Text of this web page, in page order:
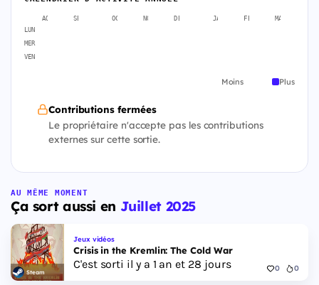
AOÛT SEPT. OCT. NOV. DÉC. JANV. FÉVR. MARS
LUN
MER
VEN
Moins Plus
Contributions fermées
Le propriétaire n'accepte pas les contributions
externes sur cette sortie.
AU MÊME MOMENT
Ça sort aussi en Juillet 2025
Steam
Jeux vidéos
Crisis in the Kremlin: The Cold War
C'est sorti il y a 1 an et 28 jours 0 0